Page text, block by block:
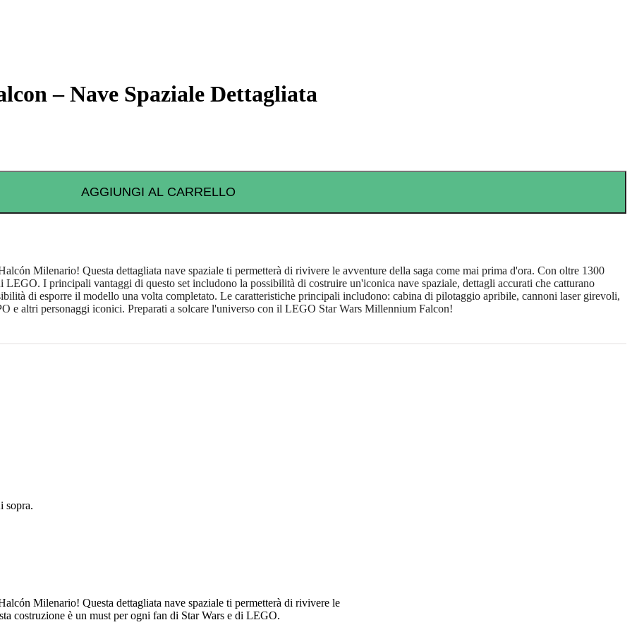
– Nave Spaziale Dettagliata
AGGIUNGI AL CARRELLO
Milenario! Questa dettagliata nave spaziale ti permetterà di rivivere le avventure della saga come mai prima d'ora. Con oltre 1300
LEGO. I principali vantaggi di questo set includono la possibilità di costruire un'iconica nave spaziale, dettagli accurati che catturano
di esporre il modello una volta completato. Le caratteristiche principali includono: cabina di pilotaggio apribile, cannoni laser girevoli,
e altri personaggi iconici. Preparati a solcare l'universo con il LEGO Star Wars Millennium Falcon!
sopra.
Milenario! Questa dettagliata nave spaziale ti permetterà di rivivere le
costruzione è un must per ogni fan di Star Wars e di LEGO.